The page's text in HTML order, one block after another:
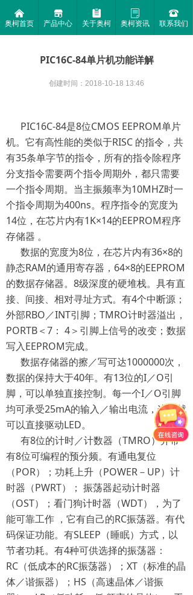
낀
奥柯首页
끵
产品中心
뀳
关于奥柯
ꂓ
奥柯资讯
뀰
联系我们
PIC16C-84单片机功能详解
PIC16C-84是8位CMOS EEPROM单片
机。它有高性能的类似于RISC 的指令，共
有35条单字节的指令，所有的指令除程序
分支指令需要两个指令周期外，都只需要
一个指令周期。当主振频率为10MHZ时一
个指令周期为400ns。程序指令的宽度为
14位，在芯片内有1K×14的EEPROM程序
存储器 。
数据的宽度为8位，在芯片内有36×8的
静态RAM的通用寄存器，64×8的EEPROM
的数据存储器。8级深度的硬堆栈。具有直
接、间接、相对寻址方式。有4个中断源；
外部RBO／INT引脚；TMRO计时器溢出，
PORTB＜7： 4＞引脚上信号的改变；数据
写入EEPROM完成。
数据存储器的擦／写可达1000000次，
数据的保持大于40年。有13位的I／O引
脚，可以单独直接控制。每一个I／O引脚
均可承受25mA的输入／输出电流，这样就
可以直接驱动LED。
有8位的计时／计数器（TMRO）并带
有8位可编程的预分频。有通电复位
（POR）；功耗上升（POWER－UP）计
时器（PWRT）； 振荡器起动计时器
（OST）；看门狗计时器（WDT），为了
能可靠工作 ，它有自己的RC振荡器。有代
码保证功能。有SLEEP（睡眠）方式，以
节者功耗。有4种可供选择的振荡器：
RC（低成本的RC振荡器）；XT（标准的晶
体／谐振器）；HS（高速晶体／谐振
创建时间： 2018-10-18 13:46